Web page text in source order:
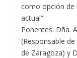
como opción de
actual”
Ponentes: Dña.
(Responsable
de Zaragoza) y